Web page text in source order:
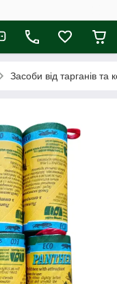
Засоби від тарганів та